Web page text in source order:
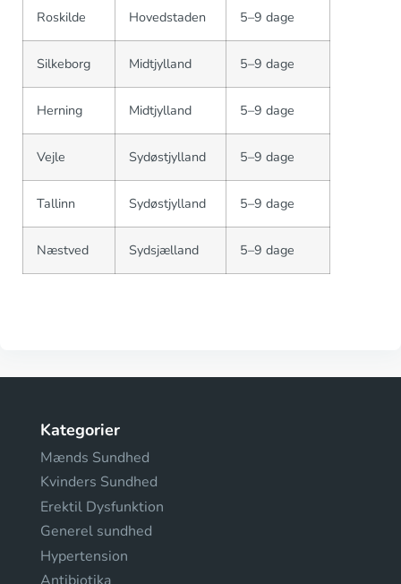
Roskilde Hovedstaden 5–9 dage
Silkeborg Midtjylland 5–9 dage
Herning Midtjylland 5–9 dage
Vejle Sydøstjylland 5–9 dage
Tallinn Sydøstjylland 5–9 dage
Næstved Sydsjælland 5–9 dage
Kategorier
Mænds Sundhed
Kvinders Sundhed
Erektil Dysfunktion
Generel sundhed
Hypertension